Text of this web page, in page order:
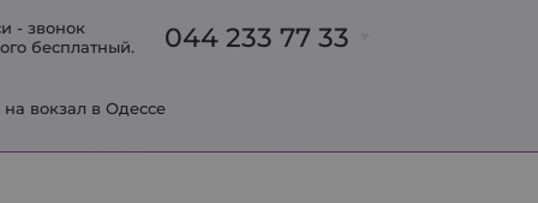
- звонок
бесплатный.
044 233 77 33
063 233 77 33
на вокзал в Одессе